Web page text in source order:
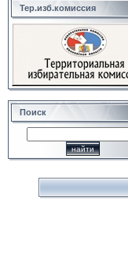
Тер.изб.комиссия
Поиск